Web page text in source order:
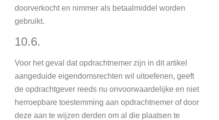
doorverkocht en nimmer als betaalmiddel worden
gebruikt.
10.6.
Voor het geval dat opdrachtnemer zijn in dit artikel
aangeduide eigendomsrechten wil uitoefenen, geeft
de opdrachtgever reeds nu onvoorwaardelijke en niet
herroepbare toestemming aan opdrachtnemer of door
deze aan te wijzen derden om al die plaatsen te